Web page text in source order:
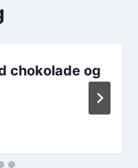
chokolade og